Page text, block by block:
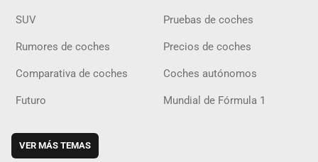
SUV Pruebas de coches
Rumores de coches Precios de coches
Comparativa de coches Coches autónomos
Futuro Mundial de Fórmula 1
VER MÁS TEMAS